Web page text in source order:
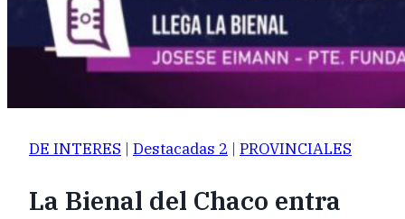
DE INTERES | Destacadas 2 | PROVINCIALES
La Bienal del Chaco entra